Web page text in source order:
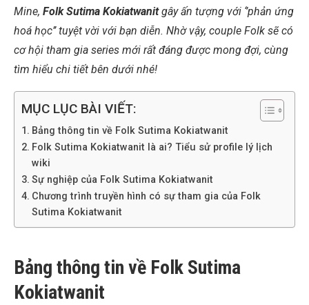
Mine, Folk Sutima Kokiatwanitgây ấn tượng với ‘’phản ứng
hoá học’’ tuyệt vời với bạn diễn. Nhờ vậy, couple Folk sẽ có
cơ hội tham gia series mới rất đáng được mong đợi, cùng
tìm hiểu chi tiết bên dưới nhé!
MỤC LỤC BÀI VIẾT:
Bảng thông tin về Folk Sutima Kokiatwanit
Folk Sutima Kokiatwanit là ai? Tiểu sử profile lý lịch
wiki
Sự nghiệp của Folk Sutima Kokiatwanit
Chương trình truyền hình có sự tham gia của Folk
Sutima Kokiatwanit
Bảng thông tin về Folk Sutima
Kokiatwanit